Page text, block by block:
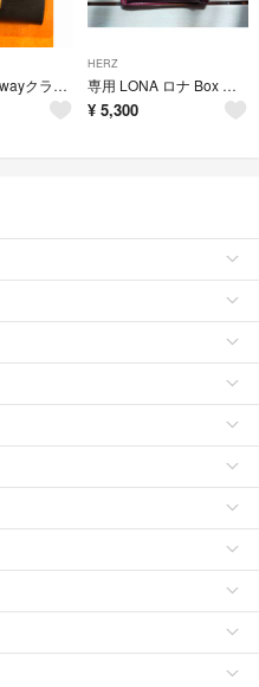
Herz 棒屋根2wayクラシックショルダー(CW-3)
HERZ
専用 LONA ロナ Box mini wallet italy ワイン
¥ 5,300